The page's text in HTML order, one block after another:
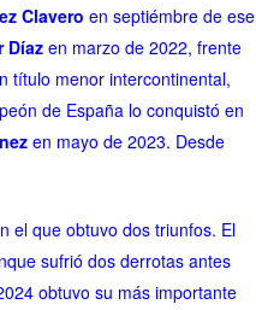
Clavero en septiémbre de ese
Díazen marzo de 2022, frente
título menor intercontinental,
de España lo conquistó en
en mayo de 2023. Desde
el que obtuvo dos triunfos. El
sufrió dos derrotas antes
obtuvo su más importante